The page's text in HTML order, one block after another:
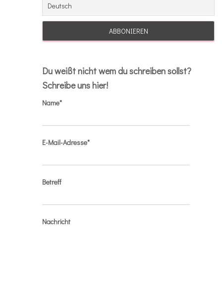
Du weißt nicht wem du schreiben sollst?
Schreibe uns hier!
Name*
E-Mail-Adresse*
Betreff
Nachricht